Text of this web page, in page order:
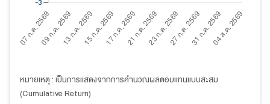
หมายเหตุ : เป็นการแสดงจากการคำนวณผลตอบแทนแบบสะสม
(Cumulative Return)